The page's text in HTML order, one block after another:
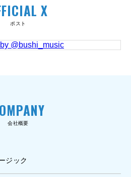
X
ポスト
@bushi_music
会社概要
ジック